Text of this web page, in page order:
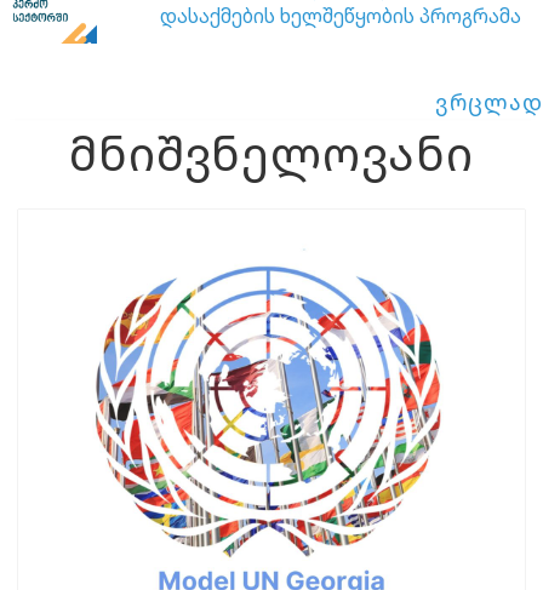
დასაქმების ხელშეწყობის პროგრამა
ვრცლად
მნიშვნელოვანი